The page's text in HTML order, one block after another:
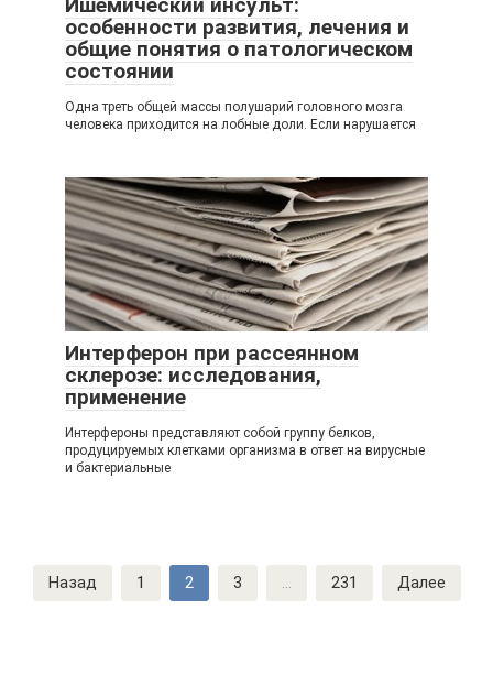
особенности развития, лечения и
общие понятия о патологическом
состоянии
Одна треть общей массы полушарий головного мозга
человека приходится на лобные доли. Если нарушается
Интерферон при рассеянном
склерозе: исследования,
применение
Интерфероны представляют собой группу белков,
продуцируемых клетками организма в ответ на вирусные
и бактериальные
Навигация
по
Назад 1 2 3 ... 231 Далее